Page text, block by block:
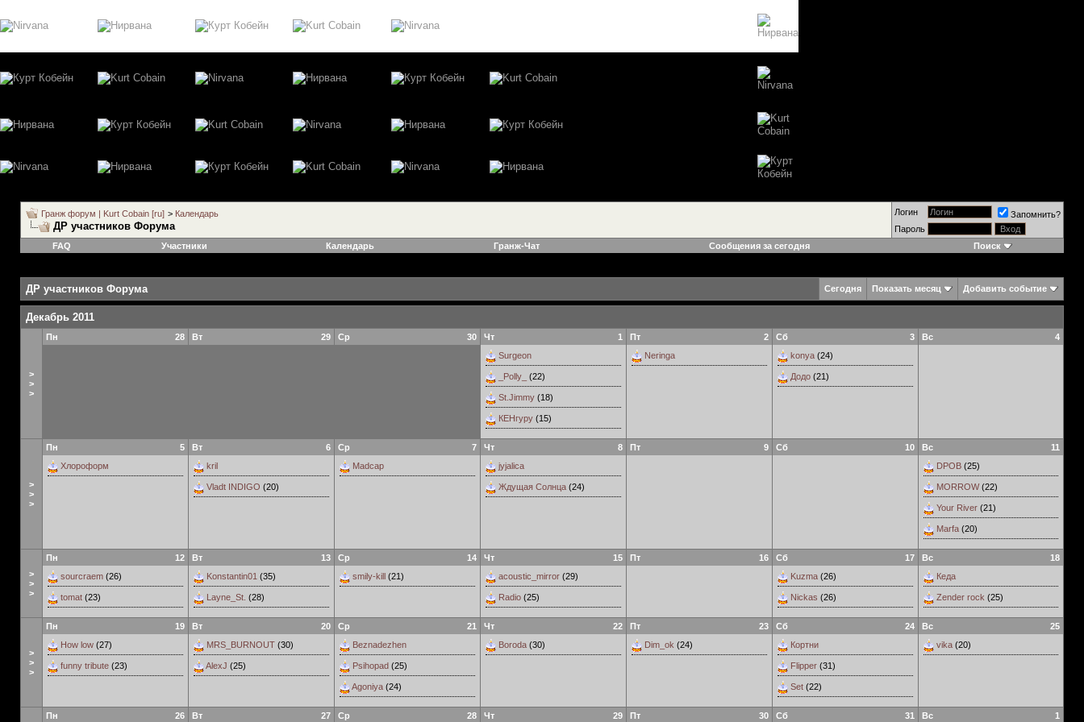
Гранж форум | Kurt Cobain [ru] > Календарь
ДР участников Форума
Логин
Запомнить?
Пароль
FAQ
Участники Календарь Гранж-Чат Сообщения за сегодня Поиск
ДР участников Форума Сегодня Показать месяц Добавить событие
Декабрь 2011
>
>
>
28
Пн 29
Вт 30
Ср 1
Чт
Surgeon
_Polly_ (22)
St.Jimmy (18)
КЕНгуру (15)
2
Пт
Neringa
3
Сб
konya (24)
Додо (21)
4
Вс
>
>
>
5
Пн
Хлороформ
6
Вт
kril
Vladt INDIGO (20)
7
Ср
Madcap
8
Чт
jyjalica
Ждущая Солнца (24)
9
Пт 10
Сб 11
Вс
DPOB (25)
MORROW(22)
Your River (21)
Marfa (20)
>
>
>
12
Пн
sourcraem (26)
tomat (23)
13
Вт
Konstantin01 (35)
Layne_St. (28)
14
Ср
smily-kill (21)
15
Чт
acoustic_mirror (29)
Radio (25)
16
Пт 17
Сб
Kuzma (26)
Nickas (26)
18
Вс
Кеда
Zender rock (25)
>
>
>
19
Пн
How low (27)
funny tribute (23)
20
Вт
MRS_BURNOUT (30)
AlexJ (25)
21
Ср
Beznadezhen
Psihopad (25)
Agoniya (24)
22
Чт
Boroda (30)
23
Пт
Dim_ok (24)
24
Сб
Кортни
Flipper (31)
Set (22)
25
Вс
vika (20)
26
Пн 27
Вт 28
Ср 29
Чт 30
Пт 31
Сб 1
Вс